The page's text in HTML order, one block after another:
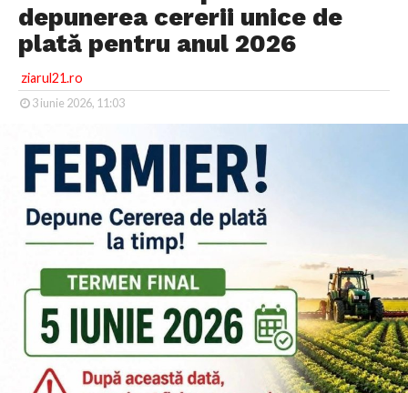
depunerea cererii unice de
plată pentru anul 2026
ziarul21.ro
3 iunie 2026, 11:03